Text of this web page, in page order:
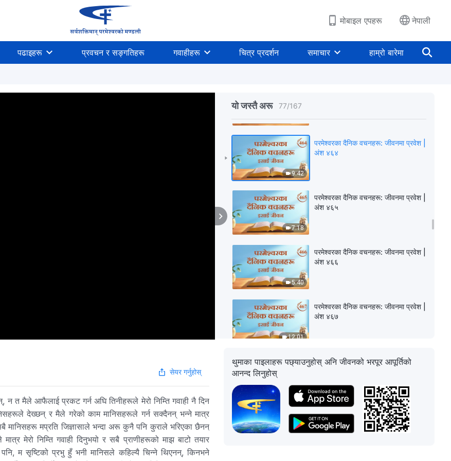
मोबाइल एपहरू नेपाली
पढाइहरू प्रवचन र सङ्गतिहरू गवाहीहरू चित्र प्रदर्शन समाचार हाम्रो बारेमा
यो जस्तै अरू 77/167
9:18
अंश ४६२
5:00
9:42
परमेश्‍वरका दैनिक वचनहरू: जीवनमा प्रवेश |
अंश ४६४
7:18
परमेश्‍वरका दैनिक वचनहरू: जीवनमा प्रवेश |
अंश ४६५
5:40
परमेश्‍वरका दैनिक वचनहरू: जीवनमा प्रवेश |
अंश ४६६
12:01
परमेश्‍वरका दैनिक वचनहरू: जीवनमा प्रवेश |
अंश ४६७
11:38
परमेश्‍वरका दैनिक वचनहरू: जीवनमा प्रवेश |
परमेश्‍वरका दैनिक वचनहरू: जीवनमा प्रवेश |
अंश ४६९
सेयर गर्नुहोस्
न त मैले आफैलाई प्रकट गर्न अघि तिनीहरूले मेरो निम्ति गवाही नै दिन
देख्छन् र मैले गरेको काम मानिसहरूले गर्न सक्दैनन् भन्ने मात्र
मप्रति जिज्ञासाले भन्दा अरू कुनै पनि कुराले भरिएका छैनन्
मेरो निम्ति गवाही दिनुभयो र सबै प्राणीहरूको माझ बाटो तयार
म सृष्टिको प्रभु हुँ भनी मानिसले कहिल्यै चिन्ने थिएनन्, किनभने
थुमाका पाइलाहरू पछ्याउनुहोस् अनि जीवनको भरपूर आपूर्तिको
आनन्द लिनुहोस्